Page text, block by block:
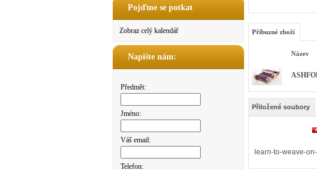
Pojďme se potkat
Zobraz celý kalendář
Napište nám:
Předmět:
Jméno:
Váš email:
Telefon:
Příbuzné zboží
Název
Přiložené soubory
learn-to-weave-